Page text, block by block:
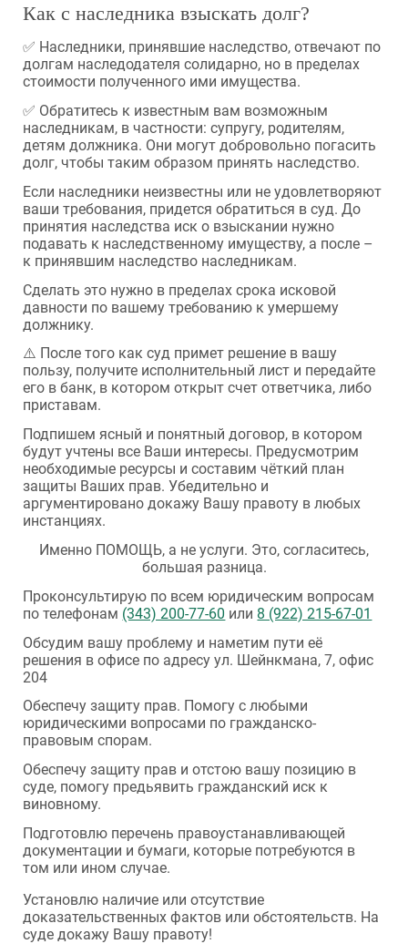
Как с наследника взыскать долг?
✅ Наследники, принявшие наследство, отвечают по
долгам наследодателя солидарно, но в пределах
стоимости полученного ими имущества.
✅ Обратитесь к известным вам возможным
наследникам, в частности: супругу, родителям,
детям должника. Они могут добровольно погасить
долг, чтобы таким образом принять наследство.
Если наследники неизвестны или не удовлетворяют
ваши требования, придется обратиться в суд. До
принятия наследства иск о взыскании нужно
подавать к наследственному имуществу, а после –
к принявшим наследство наследникам.
Сделать это нужно в пределах срока исковой
давности по вашему требованию к умершему
должнику.
⚠️ После того как суд примет решение в вашу
пользу, получите исполнительный лист и передайте
его в банк, в котором открыт счет ответчика, либо
приставам.
Подпишем ясный и понятный договор, в котором
будут учтены все Ваши интересы. Предусмотрим
необходимые ресурсы и составим чёткий план
защиты Ваших прав. Убедительно и
аргументировано докажу Вашу правоту в любых
инстанциях.
Именно ПОМОЩЬ, а не услуги. Это, согласитесь,
большая разница.
Проконсультирую по всем юридическим вопросам
по телефонам (343) 200-77-60 или 8 (922) 215-67-01
Обсудим вашу проблему и наметим пути её
решения в офисе по адресу ул. Шейнкмана, 7, офис
204
Обеспечу защиту прав. Помогу с любыми
юридическими вопросами по гражданско-
правовым спорам.
Обеспечу защиту прав и отстою вашу позицию в
суде, помогу предьявить гражданский иск к
виновному.
Подготовлю перечень правоустанавливающей
документации и бумаги, которые потребуются в
том или ином случае.
Установлю наличие или отсутствие
доказательственных фактов или обстоятельств. На
суде докажу Вашу правоту!